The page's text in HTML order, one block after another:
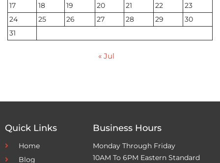
17
18 19 20 21 22
23
24
25 26 27 28 29
30
31
« Jul
Quick Links
Home
Blog
Business Hours
Monday Through Friday
10AM To 6PM Eastern Standard